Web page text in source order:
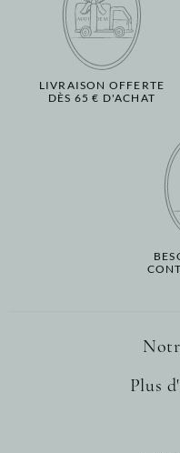
LIVRAISON OFFERTE
DÈS 65 € D'ACHAT
Plus